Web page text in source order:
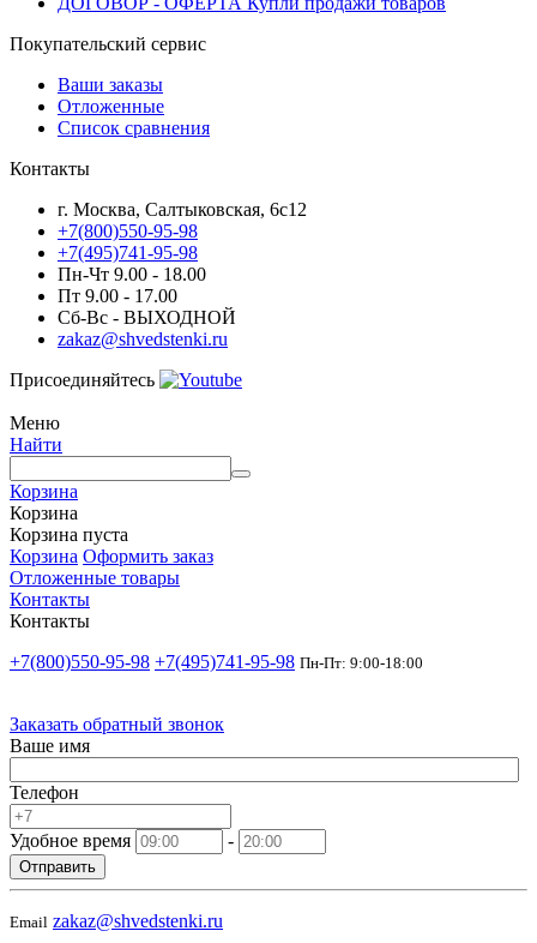
Покупательский сервис
Ваши заказы
Отложенные
Список сравнения
Контакты
г. Москва, Салтыковская, 6с12
+7(800)550-95-98
+7(495)741-95-98
Пн-Чт 9.00 - 18.00
Пт 9.00 - 17.00
Сб-Вс - ВЫХОДНОЙ
zakaz@shvedstenki.ru
Присоединяйтесь
Меню
Найти
Корзина
Корзина
Корзина пуста
Корзина Оформить заказ
Отложенные товары
Контакты
Контакты
+7(800)550-95-98 +7(495)741-95-98 Пн-Пт: 9:00-18:00
Заказать обратный звонок
Ваше имя
Телефон
Удобное время -
Отправить
Email zakaz@shvedstenki.ru